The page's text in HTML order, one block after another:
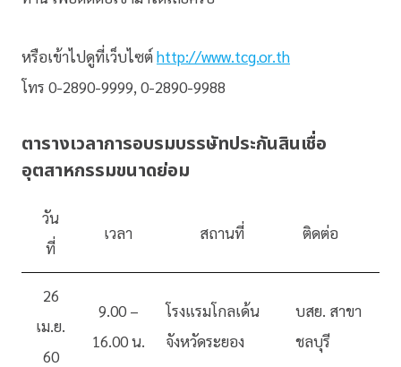
หรือเข้าไปดูที่เว็บไซต์http://www.tcg.or.th
โทร 0-2890-9999, 0-2890-9988
ตารางเวลาการอบรมบรรษัทประกันสินเชื่อ
อุตสาหกรรมขนาดย่อม
วัน
ที่
เวลา สถานที่ ติดต่อ
26
เม.ย.
60
9.00 –
16.00 น.
โรงแรมโกลเด้น
จังหวัดระยอง
บสย. สาขา
ชลบุรี